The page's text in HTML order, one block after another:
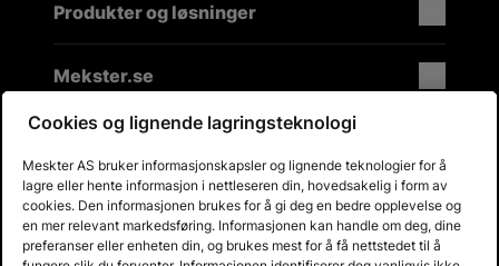
Produkter og løsninger
Mekster.se
Prisgaranti på reservedeler
Lager i Sverige
60 dagers åpent kjøp
Gratis returer
Cookies og lignende lagringsteknologi
Meskter AS bruker informasjonskapsler og lignende teknologier for å
lagre eller hente informasjon i nettleseren din, hovedsakelig i form av
cookies. Den informasjonen brukes for å gi deg en bedre opplevelse og
en mer relevant markedsføring. Informasjonen kan handle om deg, dine
preferanser eller enheten din, og brukes mest for å få nettstedet til å